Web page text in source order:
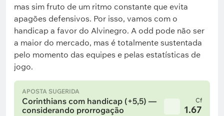
mas sim fruto de um ritmo constante que evita
apagões defensivos. Por isso, vamos com o
handicap a favor do Alvinegro. A odd pode não ser
a maior do mercado, mas é totalmente sustentada
pelo momento das equipes e pelas estatísticas de
jogo.
APOSTA SUGERIDA
Corinthians com handicap (+5,5) —
considerando prorrogação
Cf
1.67